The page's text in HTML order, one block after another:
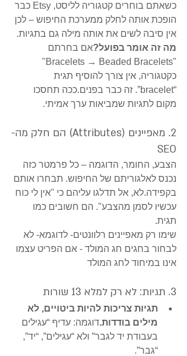
כשאתם בוחרים קטגוריה לליסט, Etsy כבר
הופכת אותה לחלק ממערכת החיפוש – לכן
אין סיבה לשים את אותה מילה גם בתגיות.
מה זה אומר בפועל?אם בחרתם
"Bracelets → Beaded Bracelets"
כקטגוריה, אין צורך להוסיף תגית
“bracelet”. זה כבר בפנים.ככה תחסכו
מקום לתגיות שמביאות ערך אמיתי.
2. מאפיינים (Attributes) הם חלק מה-
SEO
הצבע, החומר, הדוגמה – כל פרמטר כזה
נכנס לאלגוריתם של החיפוש. תבחרו אותם
בקפידה.לא, אל תדלגו עליהם כי "אין לי כוח
עכשיו לסמן מהצבע". הם חשובים כמו
תגית.
שימו רק מאפיינים רלוונטים- לדוגמא- לא
לבחור בחגים חג המולד - אם הפריט עצמו
אינו במיחוד לחג המולד
3. תגיות: לא רק למלא 13 שורות
תגיות צריכות להיות ביטויים, לא
מילים בודדות.דוגמה: עדיף “עגילים
בעבודת יד לגבר” ולא “עגילים”, “יד”,
“גבר”.